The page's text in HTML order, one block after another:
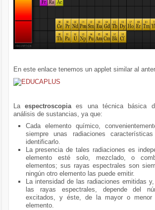
En este enlace tenemos un applet similar al
La espectroscopiaes una técnica básica
análisis de sustancias, ya que:
Cada elemento químico,
siempre unas radiaciones
identificarlo.
La presencia de tales radiaciones es
elemento esté solo, mezclado, o
elementos; sus rayas espectrales son
ningún otro elemento las puede emitir.
La intensidad de las radiaciones emitidas
las rayas espectrales, depende del
excitados, y éste, de la mayor o menor
elemento.